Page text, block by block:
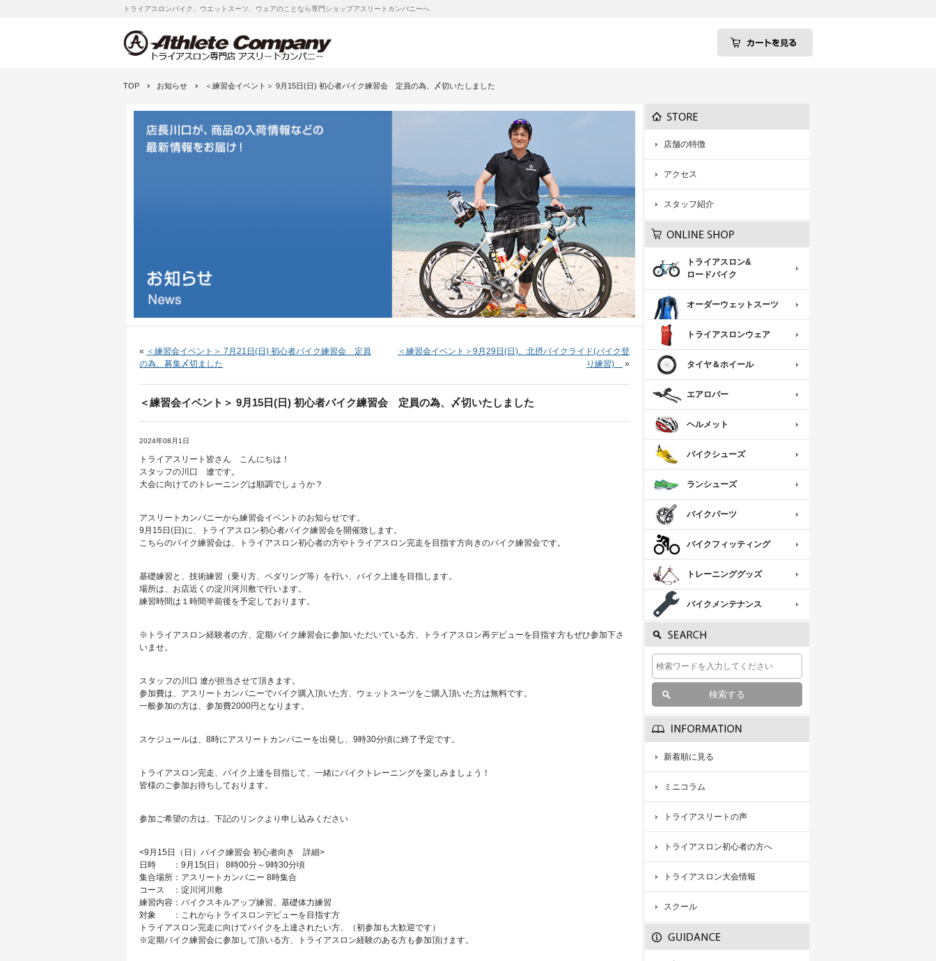
トライアスロンバイク、ウエットスーツ、ウェアのことなら専門ショップアスリートカンパニーへ
TOP お知らせ ＜練習会イベント＞ 9月15日(日) 初心者バイク練習会 定員の為、〆切いたしました
« ＜練習会イベント＞ 7月21日(日) 初心者バイク練習会 定員
の為、募集〆切ました
＜練習会イベント＞9月29日(日)、北摂バイクライド(バイク登
り練習)
»
＜練習会イベント＞ 9月15日(日) 初心者バイク練習会 定員の為、〆切いたしました
2024年08月1日
トライアスリート皆さん こんにちは！
スタッフの川口 遼です。
大会に向けてのトレーニングは順調でしょうか？
アスリートカンパニーから練習会イベントのお知らせです。
9月15日(日)に、トライアスロン初心者バイク練習会を開催致します。
こちらのバイク練習会は、トライアスロン初心者の方やトライアスロン完走を目指す方向きのバイク練習会です。
基礎練習と、技術練習（乗り方、ペダリング等）を行い、バイク上達を目指します。
場所は、お店近くの淀川河川敷で行います。
練習時間は１時間半前後を予定しております。
※トライアスロン経験者の方、定期バイク練習会に参加いただいている方、トライアスロン再デビューを目指す方もぜひ参加下さ
いませ。
スタッフの川口 遼が担当させて頂きます。
参加費は、アスリートカンパニーでバイク購入頂いた方、ウェットスーツをご購入頂いた方は無料です。
一般参加の方は、参加費2000円となります。
スケジュールは、8時にアスリートカンパニーを出発し、9時30分頃に終了予定です。
トライアスロン完走、バイク上達を目指して、一緒にバイクトレーニングを楽しみましょう！
皆様のご参加お待ちしております。
参加ご希望の方は、下記のリンクより申し込みください
<9月15日（日）バイク練習会 初心者向き 詳細>
日時 ：9月15(日） 8時00分～9時30分頃
集合場所：アスリートカンパニー 8時集合
コース ：淀川河川敷
練習内容：バイクスキルアップ練習、基礎体力練習
対象 ：これからトライスロンデビューを目指す方
トライアスロン完走に向けてバイクを上達されたい方、（初参加も大歓迎です）
※定期バイク練習会に参加して頂いる方、トライアスロン経験のある方も参加頂けます。
店舗の特徴
アクセス
スタッフ紹介
トライアスロン&
ロードバイク
オーダーウェットスーツ
トライアスロンウェア
タイヤ＆ホイール
エアロバー
ヘルメット
バイクシューズ
ランシューズ
バイクパーツ
バイクフィッティング
トレーニンググッズ
バイクメンテナンス
新着順に見る
ミニコラム
トライアスリートの声
トライアスロン初心者の方へ
トライアスロン大会情報
スクール